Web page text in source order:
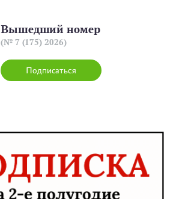
Подписаться
Вышедший номер
(№ 7 (175) 2026)